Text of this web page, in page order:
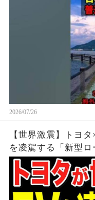
2026/07/26
【世界激震】トヨ
を凌駕する「新型
る…